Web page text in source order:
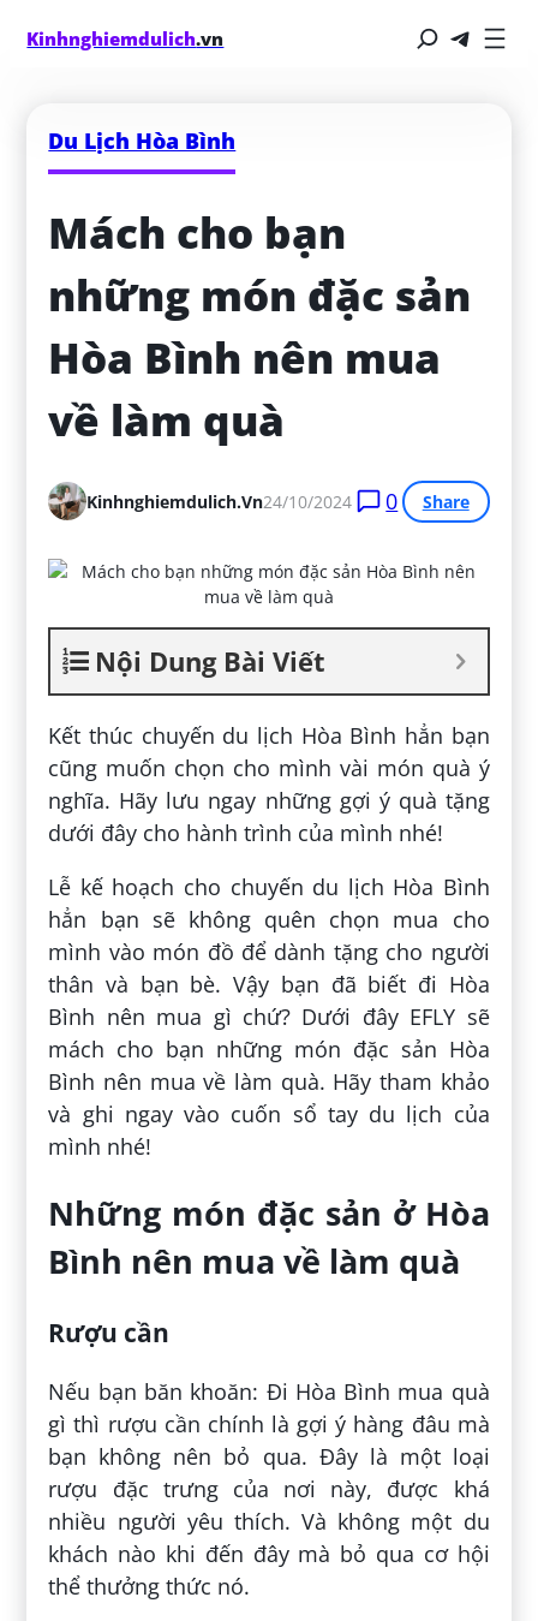
Kinhnghiemdulich.vn
Du Lịch Hòa Bình
Mách cho bạn
những món đặc sản
Hòa Bình nên mua
về làm quà
Kinhnghiemdulich.vn24/10/2024 0 Share
Nội Dung Bài Viết
Kết thúc chuyến du lịch Hòa Bình hẳn bạn
cũng muốn chọn cho mình vài món quà ý
nghĩa. Hãy lưu ngay những gợi ý quà tặng
dưới đây cho hành trình của mình nhé!
Lễ kế hoạch cho chuyến du lịch Hòa Bình
hẳn bạn sẽ không quên chọn mua cho
mình vào món đồ để dành tặng cho người
thân và bạn bè. Vậy bạn đã biết đi Hòa
Bình nên mua gì chứ? Dưới đây EFLY sẽ
mách cho bạn những món đặc sản Hòa
Bình nên mua về làm quà. Hãy tham khảo
và ghi ngay vào cuốn sổ tay du lịch của
mình nhé!
Những món đặc sản ở Hòa
Bình nên mua về làm quà
Rượu cần
Nếu bạn băn khoăn: Đi Hòa Bình mua quà
gì thì rượu cần chính là gợi ý hàng đâu mà
bạn không nên bỏ qua. Đây là một loại
rượu đặc trưng của nơi này, được khá
nhiều người yêu thích. Và không một du
khách nào khi đến đây mà bỏ qua cơ hội
thể thưởng thức nó.